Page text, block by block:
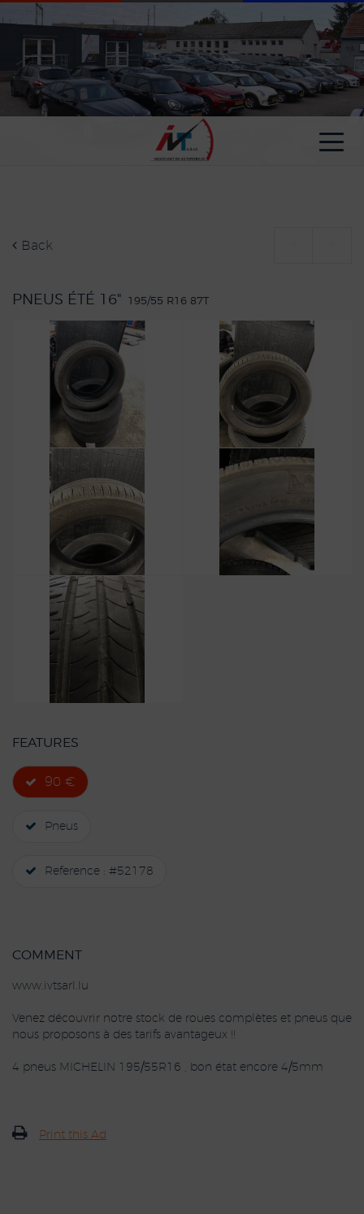
Back
PNEUS ÉTÉ 16" 195/55 R16 87T
FEATURES
90 €
Pneus
Reference : #52178
COMMENT
www.ivtsarl.lu
Venez découvrir notre stock de roues complètes et pneus que
nous proposons à des tarifs avantageux !!
4 pneus MICHELIN 195/55R16 , bon état encore 4/5mm
Print this Ad
Cookies management panel